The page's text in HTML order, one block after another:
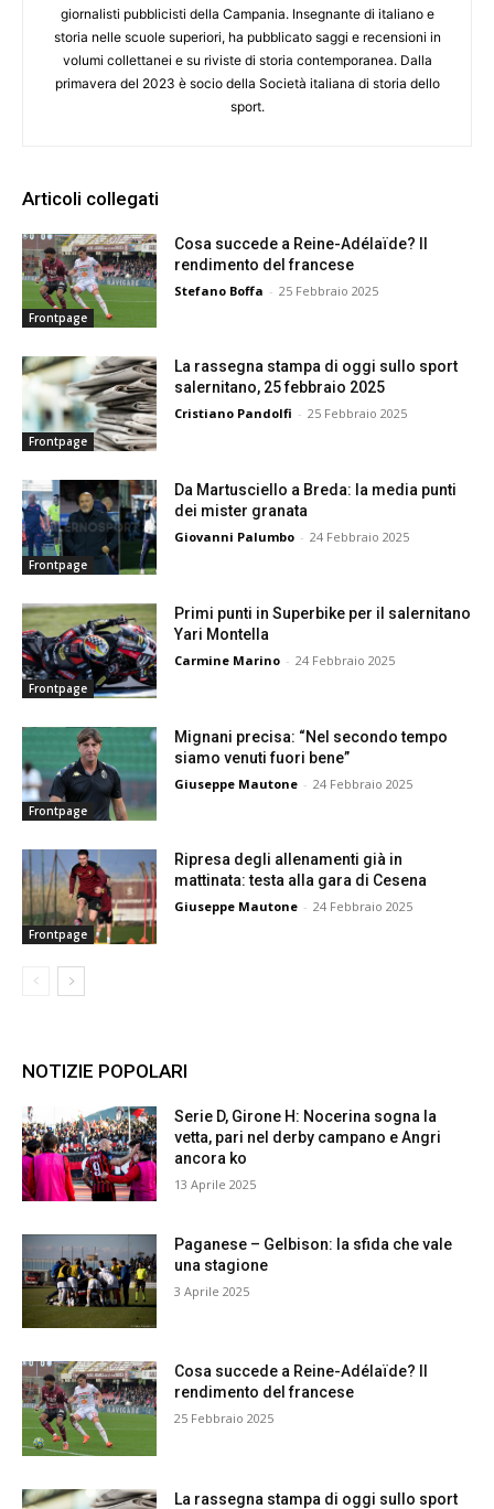
giornalisti pubblicisti della Campania. Insegnante di italiano e
storia nelle scuole superiori, ha pubblicato saggi e recensioni in
volumi collettanei e su riviste di storia contemporanea. Dalla
primavera del 2023 è socio della Società italiana di storia dello
sport.
Articoli collegati
Frontpage
Cosa succede a Reine-Adélaïde? Il
rendimento del francese
Stefano Boffa - 25 Febbraio 2025
Frontpage
La rassegna stampa di oggi sullo sport
salernitano, 25 febbraio 2025
Cristiano Pandolfi - 25 Febbraio 2025
Frontpage
Da Martusciello a Breda: la media punti
dei mister granata
Giovanni Palumbo - 24 Febbraio 2025
Frontpage
Primi punti in Superbike per il salernitano
Yari Montella
Carmine Marino - 24 Febbraio 2025
Frontpage
Mignani precisa: “Nel secondo tempo
siamo venuti fuori bene”
Giuseppe Mautone - 24 Febbraio 2025
Frontpage
Ripresa degli allenamenti già in
mattinata: testa alla gara di Cesena
Giuseppe Mautone - 24 Febbraio 2025
NOTIZIE POPOLARI
Serie D, Girone H: Nocerina sogna la
vetta, pari nel derby campano e Angri
ancora ko
13 Aprile 2025
Paganese – Gelbison: la sfida che vale
una stagione
3 Aprile 2025
Cosa succede a Reine-Adélaïde? Il
rendimento del francese
25 Febbraio 2025
La rassegna stampa di oggi sullo sport